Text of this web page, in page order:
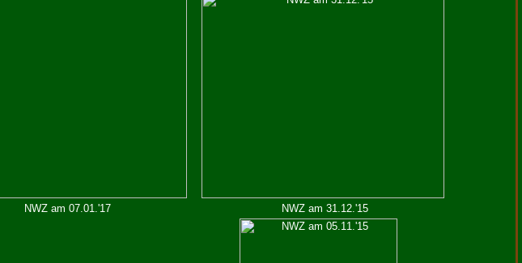
NWZ am 07.01.'17 NWZ am 31.12.'15